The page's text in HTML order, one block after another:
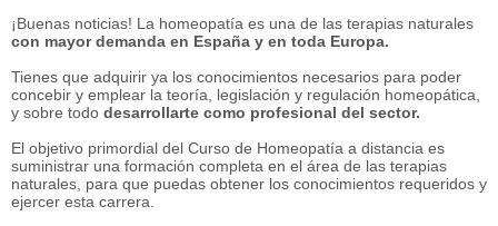
¡Buenas noticias! La homeopatía es una de las terapias naturales
con mayor demanda en España y en toda Europa.
Tienes que adquirir ya los conocimientos necesarios para poder
concebir y emplear la teoría, legislación y regulación homeopática,
y sobre todo desarrollarte como profesional del sector.
El objetivo primordial del Curso de Homeopatía a distancia es
suministrar una formación completa en el área de las terapias
naturales, para que puedas obtener los conocimientos requeridos y
ejercer esta carrera.